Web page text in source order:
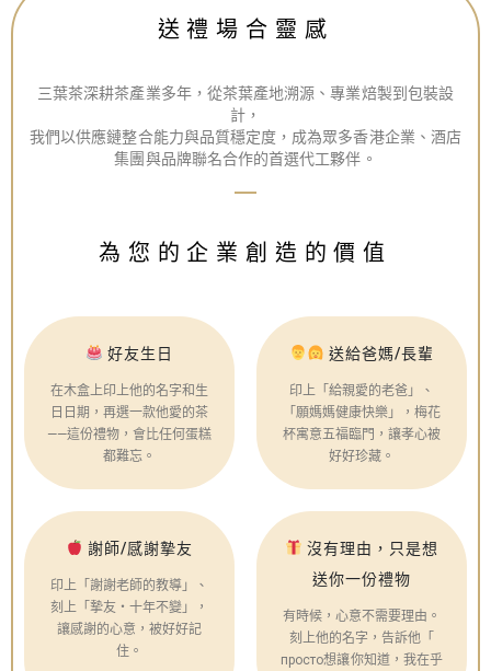
送禮場合靈感
三葉茶深耕茶產業多年，從茶葉產地溯源、專業焙製到包裝設
計，
我們以供應鏈整合能力與品質穩定度，成為眾多香港企業、酒店
集團與品牌聯名合作的首選代工夥伴。
為您的企業創造的價值
好友生日
在木盒上印上他的名字和生
日日期，再選一款他愛的茶
——這份禮物，會比任何蛋糕
都難忘。
送給爸媽/長輩
印上「給親愛的老爸」、
「願媽媽健康快樂」，梅花
杯寓意五福臨門，讓孝心被
好好珍藏。
謝師/感謝摯友
印上「謝謝老師的教導」、
刻上「摯友・十年不變」，
讓感謝的心意，被好好記
住。
沒有理由，只是想
送你一份禮物
有時候，心意不需要理由。
刻上他的名字，告訴他「
просто想讓你知道，我在乎